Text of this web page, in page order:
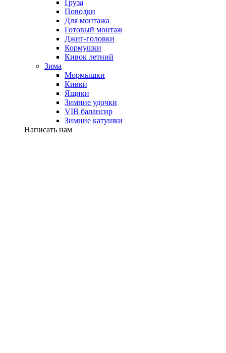
Груза
Поводки
Для монтажа
Готовый монтаж
Джиг-головки
Кормушки
Кивок летний
Зима
Мормышки
Кивки
Ящики
Зимние удочки
VIB балансир
Зимние катушки
Написать нам